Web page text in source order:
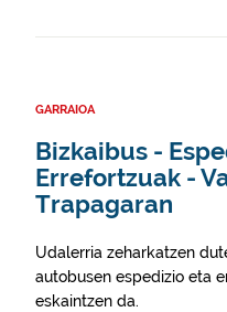
GARRAIOA
Bizkaibus -
Errefortzuak -
Trapagaran
Udalerria zeharkatzen
autobusen espedizio eta
eskaintzen da.